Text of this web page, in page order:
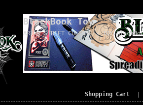
BlackBook Toy
ART x STREET CULTURE x
Shopping Cart